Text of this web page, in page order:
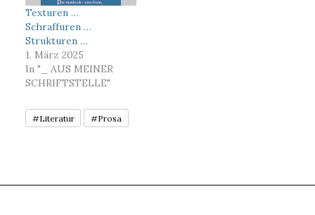
Texturen …
Schraffuren …
Strukturen …
1. März 2025
In "_ AUS MEINER
SCHRIFTSTELLE"
#Literatur #Prosa